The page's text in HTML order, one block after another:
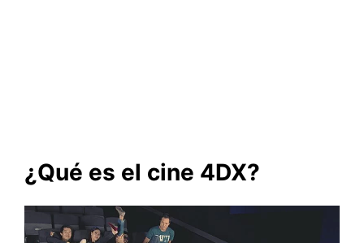
¿Qué es el cine 4DX?